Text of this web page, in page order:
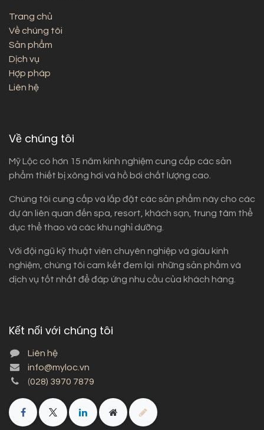
Trang chủ
Về chúng tôi
Sản phẩm
Dịch vụ
Hợp pháp
Liên hệ
Về chúng tôi
Mỹ Lộc có hơn 15 năm kinh nghiệm cung cấp các sản
phẩm thiết bị xông hơi và hồ bơi chất lượng cao.
Chúng tôi cung cấp và lắp đặt các sản phẩm này cho các
dự án liên quan đến spa, resort, khách sạn, trung tâm thể
dục thể thao và các khu nghỉ dưỡng.
Với đội ngũ kỹ thuật viên chuyên nghiệp và giàu kinh
nghiệm, chúng tôi cam kết đem lại những sản phẩm và
dịch vụ tốt nhất để đáp ứng nhu cầu của khách hàng.
Kết nối với chúng tôi
Liên hệ
info@myloc.vn
(028) 3970 7879